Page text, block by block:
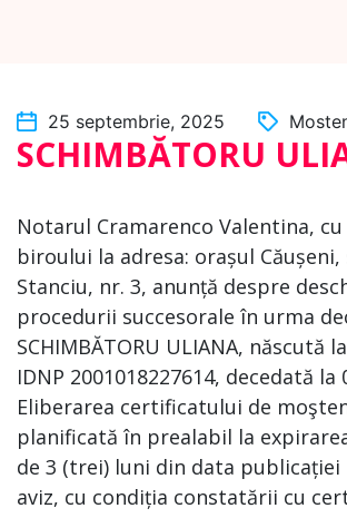
25 septembrie, 2025
SCHIMBĂTORU
Notarul Cramarenco Valentina,
biroului la adresa: orașul
Stanciu, nr. 3, anunță despre
procedurii succesorale în urma
SCHIMBĂTORU ULIANA, născută
IDNP 2001018227614, decedată la
Eliberarea certificatului de
planificată în prealabil la
de 3 (trei) luni din data
aviz, cu condiția constatării cu